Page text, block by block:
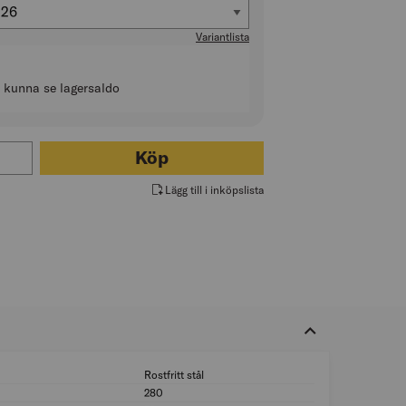
Höjd klinga/blad (mm)
26
Variantlista
se lagersaldo
RAPTORKöp
Lägg till i inköpslista
Rostfritt stål
280